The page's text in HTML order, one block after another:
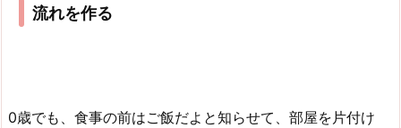
流れを作る
0歳でも、食事の前はご飯だよと知らせて、部屋を片付け